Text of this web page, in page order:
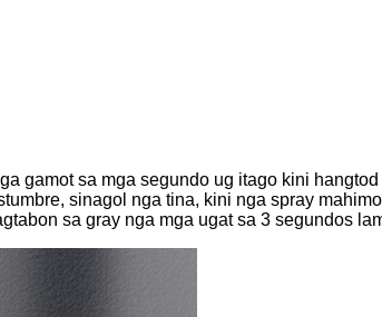
gamot sa mga segundo ug itago kini
sinagol nga tina, kini nga spray
sa gray nga mga ugat sa 3 segundos